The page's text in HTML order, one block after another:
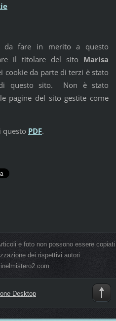
da fare in merito a questo
il titolare del sito Marisa
cookie da parte di terzi è stato
questo sito. Non è stato
pagine del sito gestite come
questo PDF.
e foto non possono essere copiati
dei rispettivi autori.
Desktop